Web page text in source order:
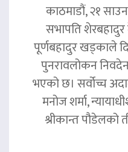
काठमाडौं, २१
सभापति
पूर्णबहादुर खड्काले
पुनरावलोकन
भएको छ। सर्वोच्च
मनोज शर्मा,
श्रीकान्त पौडेलको